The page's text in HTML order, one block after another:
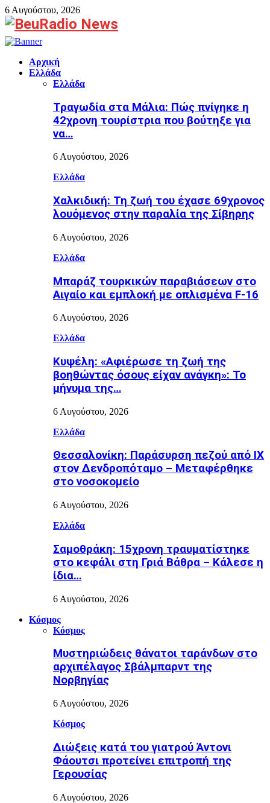
6 Αυγούστου, 2026
Facebook
Αρχική
Ελλάδα
Ελλάδα
Τραγωδία στα Μάλια: Πώς πνίγηκε η
42χρονη τουρίστρια που βούτηξε για
να…
6 Αυγούστου, 2026
Ελλάδα
Χαλκιδική: Τη ζωή του έχασε 69χρονος
λουόμενος στην παραλία της Σίβηρης
6 Αυγούστου, 2026
Ελλάδα
Μπαράζ τουρκικών παραβιάσεων στο
Αιγαίο και εμπλοκή με οπλισμένα F-16
6 Αυγούστου, 2026
Ελλάδα
Κυψέλη: «Αφιέρωσε τη ζωή της
βοηθώντας όσους είχαν ανάγκη»: Το
μήνυμα της…
6 Αυγούστου, 2026
Ελλάδα
Θεσσαλονίκη: Παράσυρση πεζού από ΙΧ
στον Δενδροπόταμο – Μεταφέρθηκε
στο νοσοκομείο
6 Αυγούστου, 2026
Ελλάδα
Σαμοθράκη: 15χρονη τραυματίστηκε
στο κεφάλι στη Γριά Βάθρα – Κάλεσε η
ίδια…
6 Αυγούστου, 2026
Κόσμος
Κόσμος
Μυστηριώδεις θάνατοι ταράνδων στο
αρχιπέλαγος Σβάλμπαρντ της
Νορβηγίας
6 Αυγούστου, 2026
Κόσμος
Διώξεις κατά του γιατρού Άντονι
Φάουτσι προτείνει επιτροπή της
Γερουσίας
6 Αυγούστου, 2026